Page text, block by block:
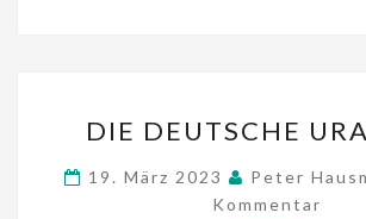
URANGST
DIE DEUTSCHE
19. März 2023 Peter
Kommentar